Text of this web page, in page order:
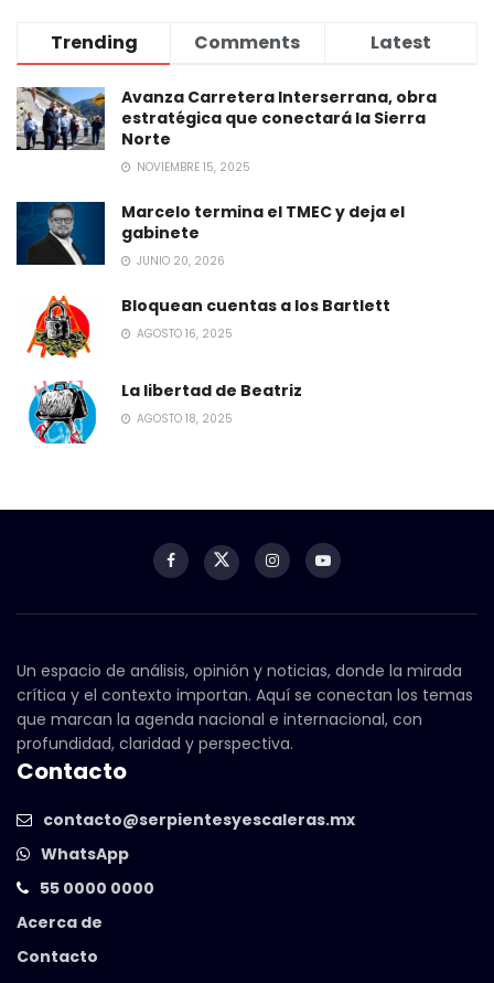
Trending Comments Latest
Avanza Carretera Interserrana, obra
estratégica que conectará la Sierra
Norte
NOVIEMBRE 15, 2025
Marcelo termina el TMEC y deja el
gabinete
JUNIO 20, 2026
Bloquean cuentas a los Bartlett
AGOSTO 16, 2025
La libertad de Beatriz
AGOSTO 18, 2025
Un espacio de análisis, opinión y noticias, donde la mirada
crítica y el contexto importan. Aquí se conectan los temas
que marcan la agenda nacional e internacional, con
profundidad, claridad y perspectiva.
Contacto
contacto@serpientesyescaleras.mx
WhatsApp
55 0000 0000
Acerca de
Contacto